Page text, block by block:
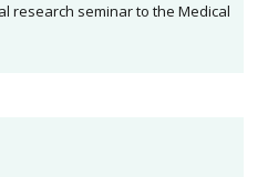
research seminar to the Medical